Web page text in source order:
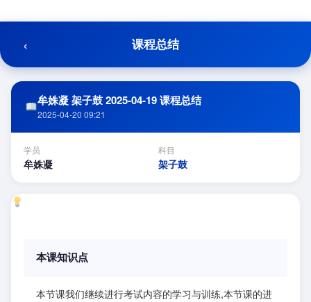
至
容
‹ 课程总结
牟姝凝 架子鼓 2025-04-19 课程总结
2025-04-20 09:21
学员
牟姝凝
科目
架子鼓
本课知识点
本节课我们继续进行考试内容的学习与训练,本节课的进